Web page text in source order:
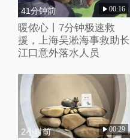
41分钟前 00:16
暖侬心丨7分钟极速救
援，上海吴淞海事救助长
江口意外落水人员
2小时前 00:29